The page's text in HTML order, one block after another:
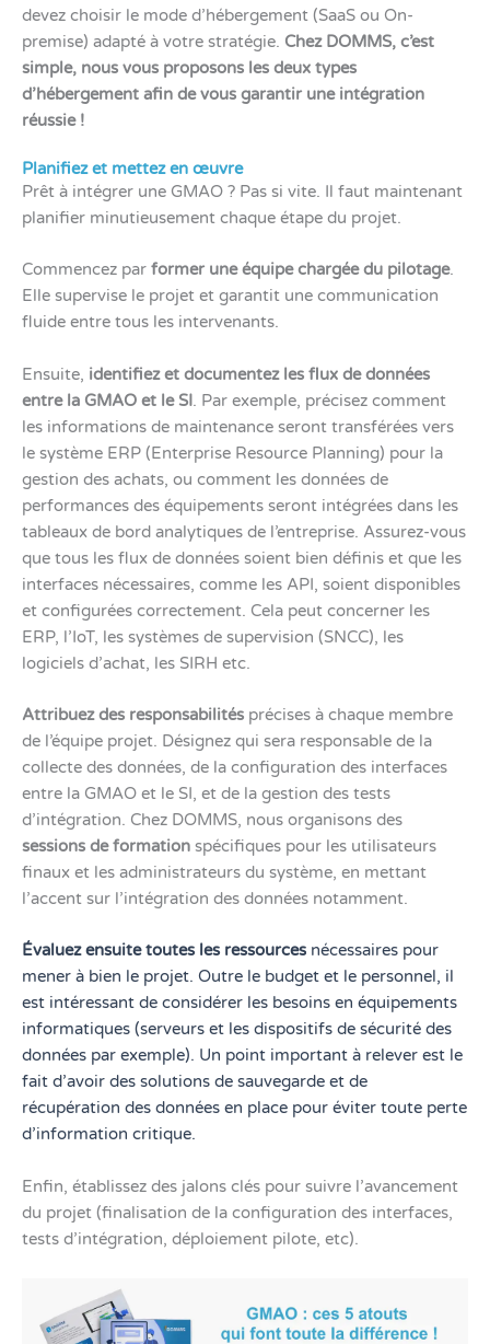
devez choisir le mode d’hébergement (SaaS ou On-
premise) adapté à votre stratégie. Chez DOMMS, c’est
simple, nous vous proposons les deux types
d’hébergement afin de vous garantir une intégration
réussie !
Planifiez et mettez en œuvre
Prêt à intégrer une GMAO ? Pas si vite. Il faut maintenant
planifier minutieusement chaque étape du projet.
Commencez par former une équipe chargée du pilotage.
Elle supervise le projet et garantit une communication
fluide entre tous les intervenants.
Ensuite, identifiez et documentez les flux de données
entre la GMAO et le SI. Par exemple, précisez comment
les informations de maintenance seront transférées vers
le système ERP (Enterprise Resource Planning) pour la
gestion des achats, ou comment les données de
performances des équipements seront intégrées dans les
tableaux de bord analytiques de l’entreprise. Assurez-vous
que tous les flux de données soient bien définis et que les
interfaces nécessaires, comme les API, soient disponibles
et configurées correctement. Cela peut concerner les
ERP, l’IoT, les systèmes de supervision (SNCC), les
logiciels d’achat, les SIRH etc.
Attribuez des responsabilités précises à chaque membre
de l’équipe projet. Désignez qui sera responsable de la
collecte des données, de la configuration des interfaces
entre la GMAO et le SI, et de la gestion des tests
d’intégration. Chez DOMMS, nous organisons des
sessions de formation spécifiques pour les utilisateurs
finaux et les administrateurs du système, en mettant
l’accent sur l’intégration des données notamment.
Évaluez ensuite toutes les ressources nécessaires pour
mener à bien le projet. Outre le budget et le personnel, il
est intéressant de considérer les besoins en équipements
informatiques (serveurs et les dispositifs de sécurité des
données par exemple). Un point important à relever est le
fait d’avoir des solutions de sauvegarde et de
récupération des données en place pour éviter toute perte
d’information critique.
Enfin, établissez des jalons clés pour suivre l’avancement
du projet (finalisation de la configuration des interfaces,
tests d’intégration, déploiement pilote, etc).